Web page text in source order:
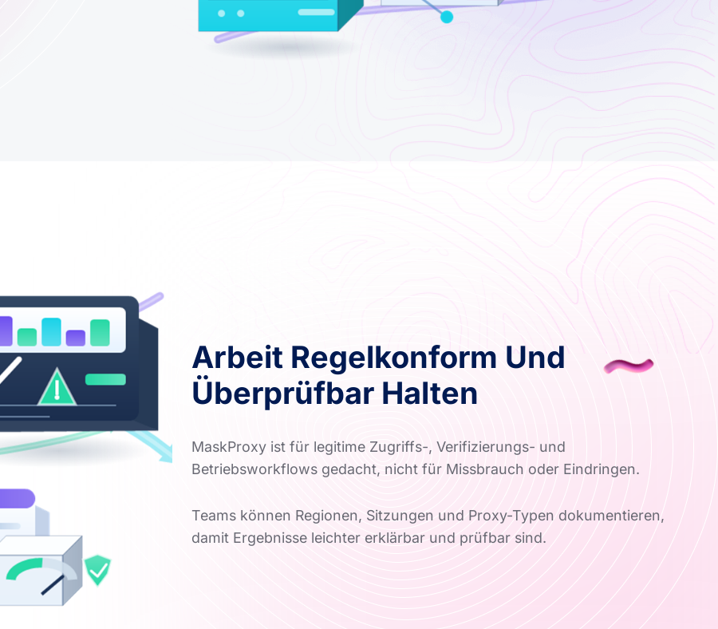
Arbeit Regelkonform Und
Überprüfbar Halten
MaskProxy ist für legitime Zugriffs-, Verifizierungs- und
Betriebsworkflows gedacht, nicht für Missbrauch oder Eindringen.
Teams können Regionen, Sitzungen und Proxy-Typen dokumentieren,
damit Ergebnisse leichter erklärbar und prüfbar sind.